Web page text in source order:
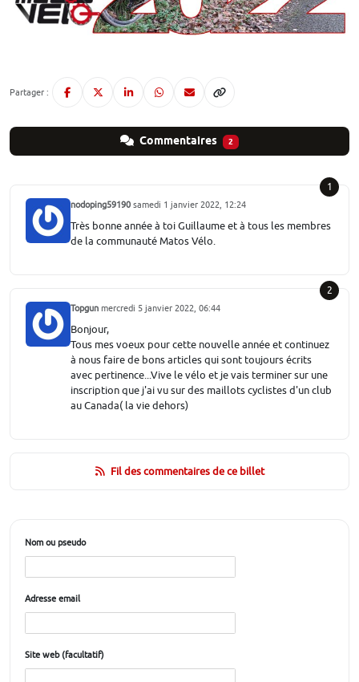
Partager :
Commentaires 2
1
nodoping59190 samedi 1 janvier 2022, 12:24
Très bonne année à toi Guillaume et à tous les membres
de la communauté Matos Vélo.
2
Topgun mercredi 5 janvier 2022, 06:44
Bonjour,
Tous mes voeux pour cette nouvelle année et continuez
à nous faire de bons articles qui sont toujours écrits
avec pertinence...Vive le vélo et je vais terminer sur une
inscription que j'ai vu sur des maillots cyclistes d'un club
au Canada( la vie dehors)
Fil des commentaires de ce billet
Nom ou pseudo
Adresse email
Site web (facultatif)